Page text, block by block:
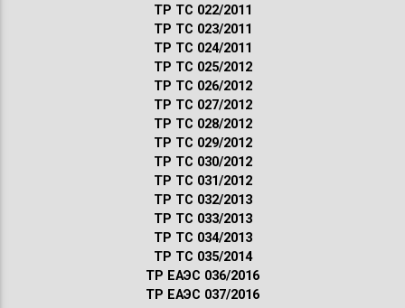
ТР ТС 022/2011
ТР ТС 023/2011
ТР ТС 024/2011
ТР ТС 025/2012
ТР ТС 026/2012
ТР ТС 027/2012
ТР ТС 028/2012
ТР ТС 029/2012
ТР ТС 030/2012
ТР ТС 031/2012
ТР ТС 032/2013
ТР ТС 033/2013
ТР ТС 034/2013
ТР ТС 035/2014
ТР ЕАЭС 036/2016
ТР ЕАЭС 037/2016